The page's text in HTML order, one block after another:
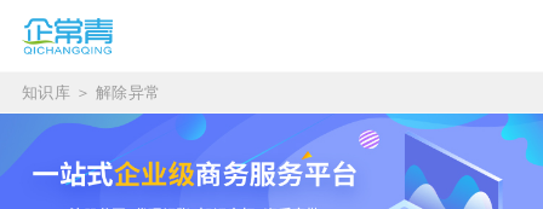
知识库 ＞ 解除异常